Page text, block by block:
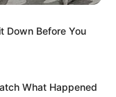
Down Before You
What Happened